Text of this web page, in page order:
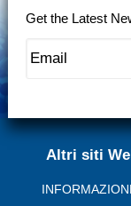
Get the Latest
Altri siti